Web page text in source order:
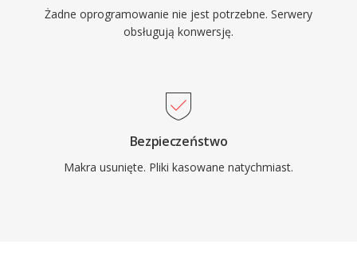
Żadne oprogramowanie nie jest potrzebne. Serwery
obsługują konwersję.
Bezpieczeństwo
Makra usunięte. Pliki kasowane natychmiast.